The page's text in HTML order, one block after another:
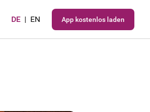
DE | EN App kostenlos laden